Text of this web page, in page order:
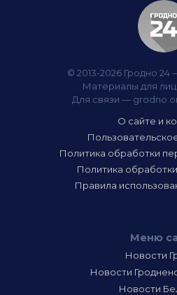
© 2013-2026 Гродно
Материалы для
Для связи —
О сайте и
Политика обработки
Политика
Правила
Меню
Новости
Новости
Новости